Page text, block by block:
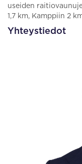
useiden
1,7 km, Kamppiin 2
Yhteystiedot